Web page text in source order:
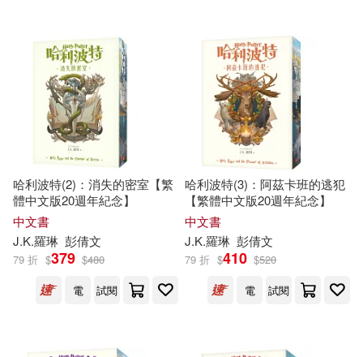
伊妮‧布萊敦(2)
卡塔玲娜‧馬倫霍茲(2)
吉勒摩．戴托羅(2)
朵恩‧帕里西(2)
柯奈莉亞．馮克(2)
新星出版社(2)
遠流(2)
Bloomsbury Publishing(1)
Little Brown Book Group(1)
上海交通大學出版社(1)
中國人民大學出版社(1)
可海外宅配(143)
可港澳店取(136)
可新加坡店取(136)
可菲律賓店取(136)
哈利波特(2)：消失的密室【繁
體中文版20週年紀念】
中文書
J.K.羅琳 彭倩文
79 折 $379 $480
電
試閱
哈利波特(3)：阿茲卡班的逃犯
【繁體中文版20週年紀念】
中文書
J.K.羅琳 彭倩文
79 折 $410 $520
電
試閱